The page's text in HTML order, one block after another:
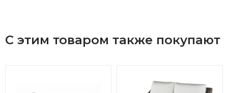
С этим товаром также покупают